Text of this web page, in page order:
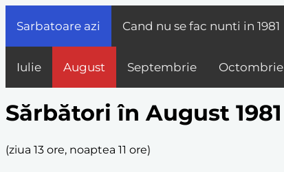
Sarbatoare azi Cand nu se fac nunti in 1981
Iulie August Septembrie Octombrie
Sărbători în August 1981
(ziua 13 ore, noaptea 11 ore)